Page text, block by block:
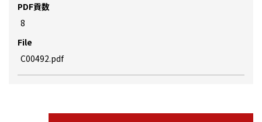
PDF貢数
8
File
C00492.pdf